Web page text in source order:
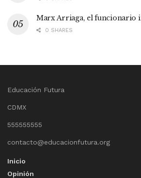
Marx Arriaga, el funcionario
0 SHARES
Educación Futura
CDMX
555555555
contacto@educacionfutura.org
Inicio
Opinión